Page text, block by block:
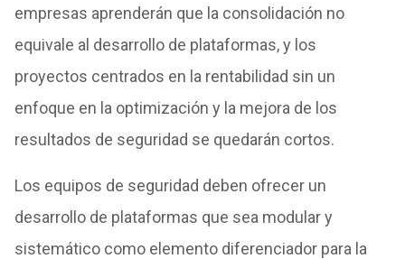
empresas aprenderán que la consolidación no
equivale al desarrollo de plataformas, y los
proyectos centrados en la rentabilidad sin un
enfoque en la optimización y la mejora de los
resultados de seguridad se quedarán cortos.
Los equipos de seguridad deben ofrecer un
desarrollo de plataformas que sea modular y
sistemático como elemento diferenciador para la